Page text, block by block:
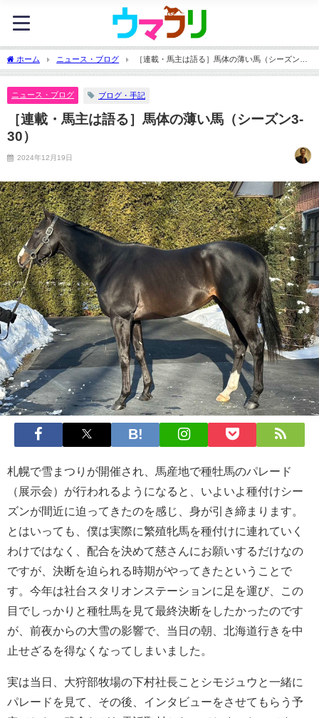
ホーム ニュース・ブログ
［連載・馬主は語る］馬体の薄い馬（シーズン3-
30）
ニュース・ブログ ブログ・手記
［連載・馬主は語る］馬体の薄い馬（シーズン3-
30）
2024年12月19日
札幌で雪まつりが開催され、馬産地で種牡馬のパレード
（展示会）が行われるようになると、いよいよ種付けシー
ズンが間近に迫ってきたのを感じ、身が引き締まります。
とはいっても、僕は実際に繁殖牝馬を種付けに連れていく
わけではなく、配合を決めて慈さんにお願いするだけなの
ですが、決断を迫られる時期がやってきたということで
す。今年は社台スタリオンステーションに足を運び、この
目でしっかりと種牡馬を見て最終決断をしたかったのです
が、前夜からの大雪の影響で、当日の朝、北海道行きを中
止せざるを得なくなってしまいました。
実は当日、大狩部牧場の下村社長ことシモジュウと一緒に
パレードを見て、その後、インタビューをさせてもらう予